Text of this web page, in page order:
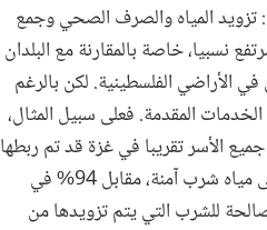
تزويد المياه والصرف الصحي وجمع
نسبيا، خاصة بالمقارنة مع البلدان
الأراضي الفلسطينية. لكن بالرغم
المقدمة. فعلى سبيل المثال،
الأسر تقريبا في غزة قد تم ربطها
إلى شبكة المياه العامة، إلا أن 1% فقط من الأسر في غزة لديها إمكانية الحصول على مياه شرب آمنة، مقابل 94% في
إلى شراء المياه الصالحة للشرب التي يتم تزويدها من